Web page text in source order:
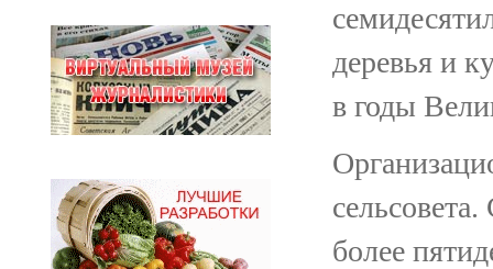
деревья и
в годы
более